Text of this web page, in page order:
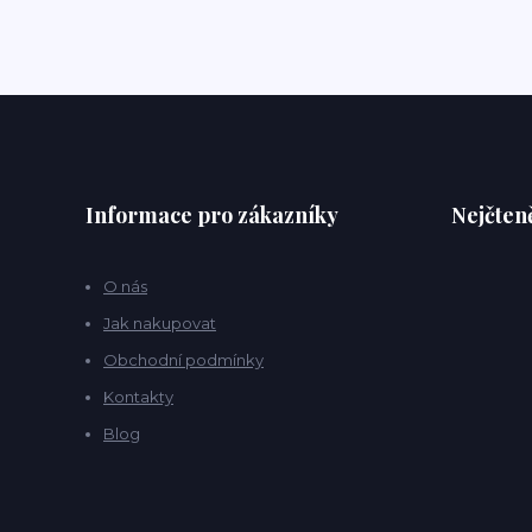
Informace pro zákazníky
O nás
Jak nakupovat
Obchodní podmínky
Kontakty
Blog